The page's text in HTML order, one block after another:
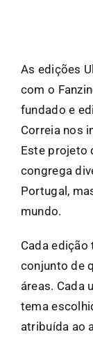
As edições
com o
fundado e
Correia nos
Este projeto
congrega
Portugal,
mundo.
Cada edição
conjunto de
áreas. Cada
tema
atribuída ao